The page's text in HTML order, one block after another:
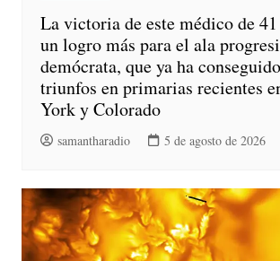
La victoria de este médico de
un logro más para el ala
demócrata, que ya ha
triunfos en primarias recientes
York y Colorado
samantharadio 5 de agosto de 2026